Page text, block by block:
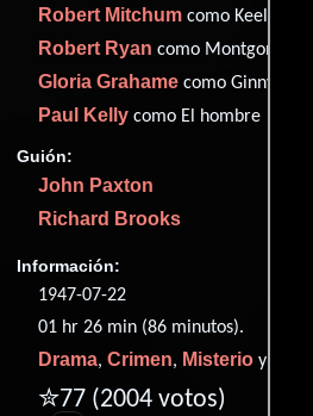
Robert Mitchum como Keeley
Robert Ryan como Montgomery
Gloria Grahame como Ginny
Paul Kelly como El hombre
Guión:
John Paxton
Richard Brooks
Información:
1947-07-22
01 hr 26 min (86 minutos).
Drama, Crimen, Misterio y
✮77 (2004 votos)